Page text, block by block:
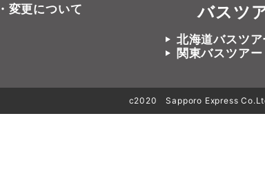
変更について
バスツ
北海道バスツア
関東バスツアー
c2020 Sapporo Express